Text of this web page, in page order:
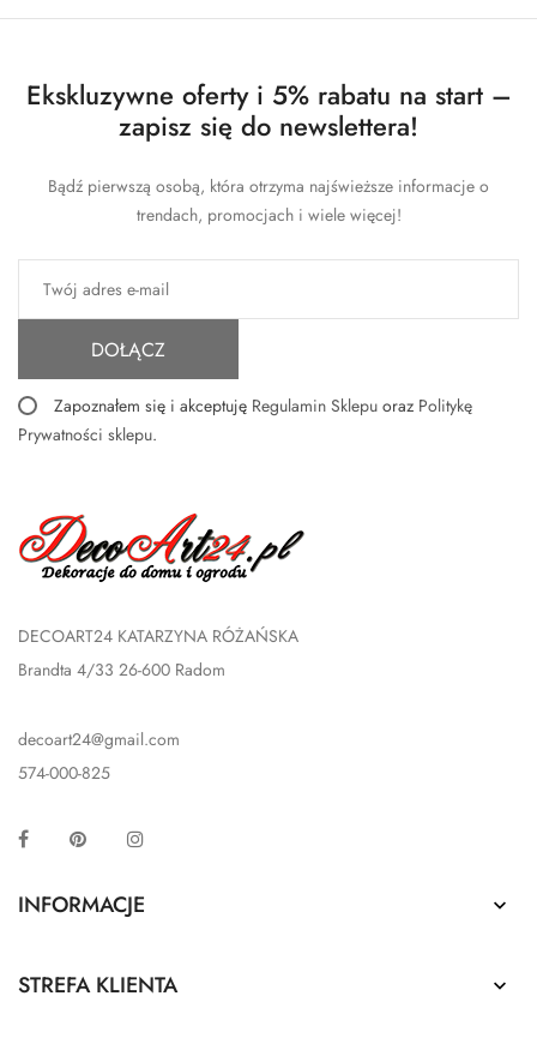
Ekskluzywne oferty i 5% rabatu na start –
zapisz się do newslettera!
Bądź pierwszą osobą, która otrzyma najświeższe informacje o
trendach, promocjach i wiele więcej!
DOŁĄCZ
Zapoznałem się i akceptuję Regulamin Sklepu oraz Politykę
Prywatności sklepu.
DECOART24 KATARZYNA RÓŻAŃSKA
Brandta 4/33 26-600 Radom
decoart24@gmail.com
574-000-825
Facebook Pinterest
INFORMACJE 
STREFA KLIENTA 